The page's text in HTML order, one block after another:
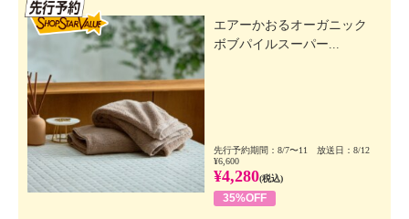
エアーかおるオーガニック
ボブパイルスーパー...
先行予約期間：8/7〜11 放送日：8/12
¥6,600
¥4,280(税込)
35%OFF